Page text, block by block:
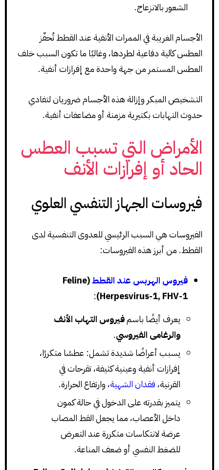
الشعور بالانزعاج.
الأجسام الغريبة في الممرات الأنفية عند القطط تُحفّز
العطس كآلية دفاعية لطردها، وغالبًا ما تكون السبب خلف
العطس المستمر من جهة واحدة مع إفرازات أنفية.
التشخيص المبكر وإزالة هذه الأجسام ضروريان لتفادي
حدوث التهابات بكتيرية مزمنة أو مضاعفات أنفية.
الأمراض التي تسبب العطس
الحاد أو إفرازات الأنف
فيروسات الجهاز التنفسي العلوي
الفيروسات هي السبب الرئيسي للعدوى التنفسية لدى
القطط. من أبرز هذه الفيروسات:
فيروس الهربس عند القطط (Feline
Herpesvirus-1, FHV-1)
:
يعرف أيضًا باسمفيروس التهاب الأنف
والرغامى الفيروسي.
يسبب أعراضًا شديدة تشمل: عطسًا متكررًا،
إفرازات أنفية وعينية كثيفة، تقرحات في
القرنية، فقدان الشهية، وارتفاع الحرارة.
يتميز بقدرته على الدخول في حالة كمون
داخل الأعصاب، مما يجعل القط المصاب
عرضة لانتكاسات متكررة عند التعرض
للضغط النفسي أو ضعف المناعة.